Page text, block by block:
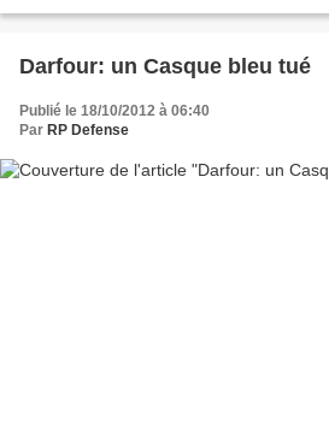
Darfour: un Casque bleu tué
Publié le 18/10/2012 à 06:40
Par RP Defense